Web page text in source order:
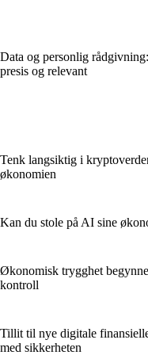
Data og personlig
presis og relevant
Tenk langsiktig i
økonomien
Kan du stole på AI sine
Økonomisk trygghet
kontroll
Tillit til nye digitale
med sikkerheten